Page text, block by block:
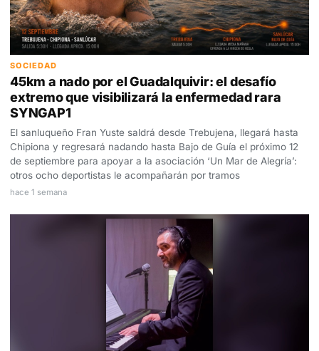
SOCIEDAD
45km a nado por el Guadalquivir: el desafío
extremo que visibilizará la enfermedad rara
SYNGAP1
El sanluqueño Fran Yuste saldrá desde Trebujena, llegará hasta
Chipiona y regresará nadando hasta Bajo de Guía el próximo 12
de septiembre para apoyar a la asociación ‘Un Mar de Alegría’:
otros ocho deportistas le acompañarán por tramos
hace 1 semana